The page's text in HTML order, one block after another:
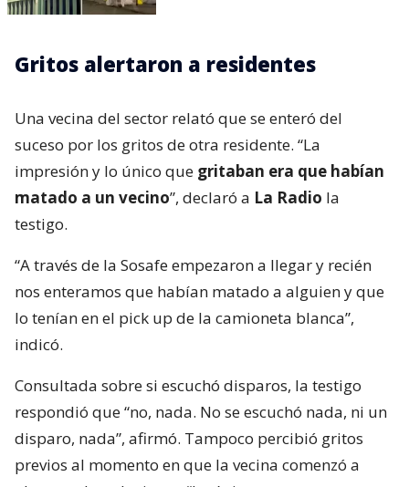
Gritos alertaron a residentes
Una vecina del sector relató que se enteró del
suceso por los gritos de otra residente. “La
impresión y lo único que gritaban era que habían
matado a un vecino”, declaró a La Radio la
testigo.
“A través de la Sosafe empezaron a llegar y recién
nos enteramos que habían matado a alguien y que
lo tenían en el pick up de la camioneta blanca”,
indicó.
Consultada sobre si escuchó disparos, la testigo
respondió que “no, nada. No se escuchó nada, ni un
disparo, nada”, afirmó. Tampoco percibió gritos
previos al momento en que la vecina comenzó a